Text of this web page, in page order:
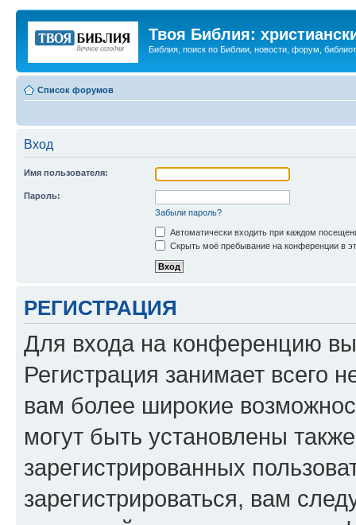
Твоя Библия:
Библия, поиск по Библии, новости, форум,
Список форумов
Вход
Имя пользователя:
Пароль:
Забыли пароль?
Автоматически входить при каждом
Скрыть моё пребывание на конференции в
РЕГИСТРАЦИЯ
Для входа на конференцию
Регистрация занимает всего
вам более широкие
могут быть установлены
зарегистрированных
зарегистрироваться, вам